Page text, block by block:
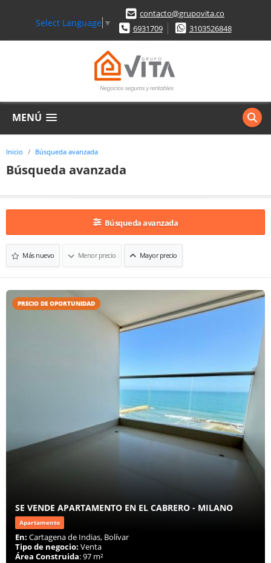
Select Language ▼
contacto@grupovita.co
6931709
3103526848
MENÚ
Inicio Búsqueda avanzada
Búsqueda avanzada
Búsqueda avanzada
Más nuevo Menor precio Mayor precio
PRECIO DE OPORTUNIDAD
SE VENDE APARTAMENTO EN EL CABRERO - MILANO
Apartamento
En: Cartagena de Indias, Bolívar
Tipo de negocio: Venta
Área Construida: 97 m²